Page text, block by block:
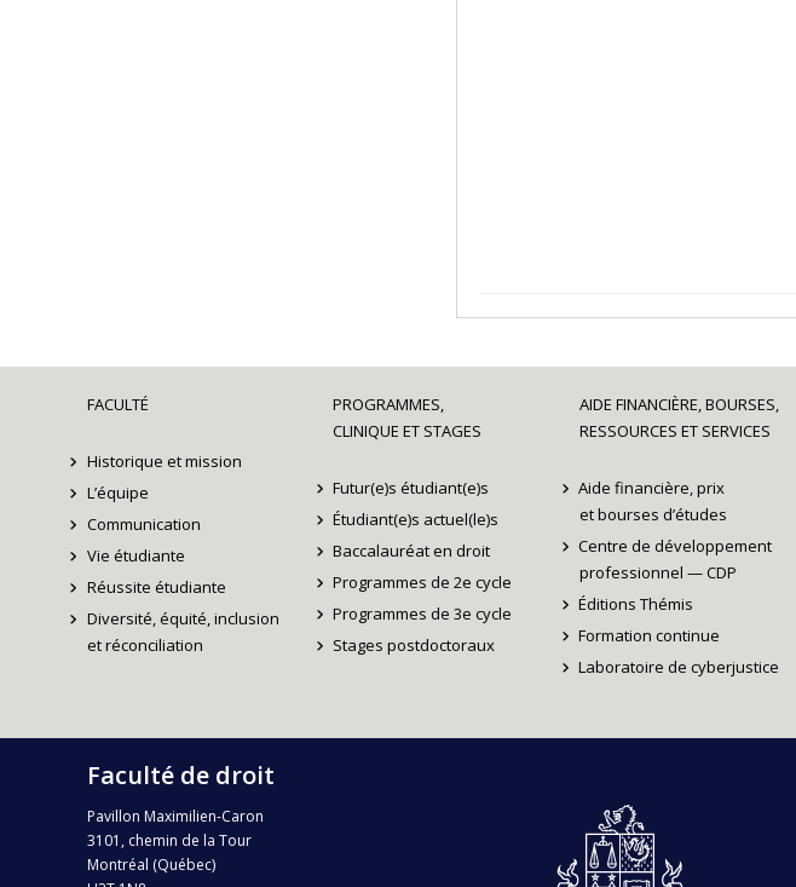
FACULTÉ
Historique et mission
L’équipe
Communication
Vie étudiante
Réussite étudiante
Diversité, équité, inclusion
et réconciliation
PROGRAMMES,
CLINIQUE ET STAGES
Futur(e)s étudiant(e)s
Étudiant(e)s actuel(le)s
Baccalauréat en droit
Programmes de 2e cycle
Programmes de 3e cycle
Stages postdoctoraux
AIDE FINANCIÈRE, BOURSES,
RESSOURCES ET SERVICES
Aide financière, prix
et bourses d’études
Centre de développement
professionnel — CDP
Éditions Thémis
Formation continue
Laboratoire de cyberjustice
Faculté de droit
Pavillon Maximilien-Caron
3101, chemin de la Tour
Montréal (Québec)